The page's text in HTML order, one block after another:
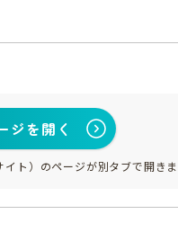
ジを開く
ト）のページが別タブで開き